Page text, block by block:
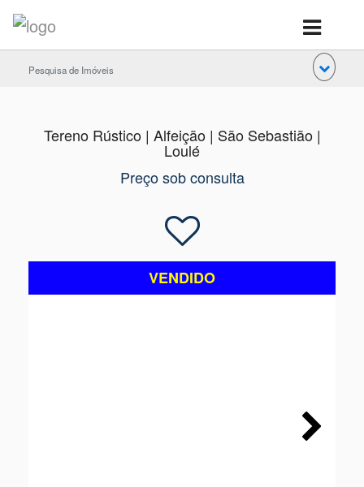
Pesquisa de Imóveis
Tereno Rústico | Alfeição | São Sebastião |
Loulé
Preço sob consulta
VENDIDO